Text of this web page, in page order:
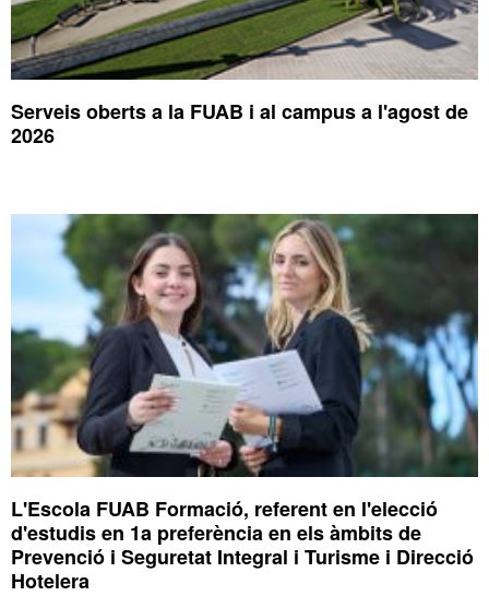
Serveis oberts a la FUAB i al campus a l'agost de
2026
L'Escola FUAB Formació, referent en l'elecció
d'estudis en 1a preferència en els àmbits de
Prevenció i Seguretat Integral i Turisme i Direcció
Hotelera